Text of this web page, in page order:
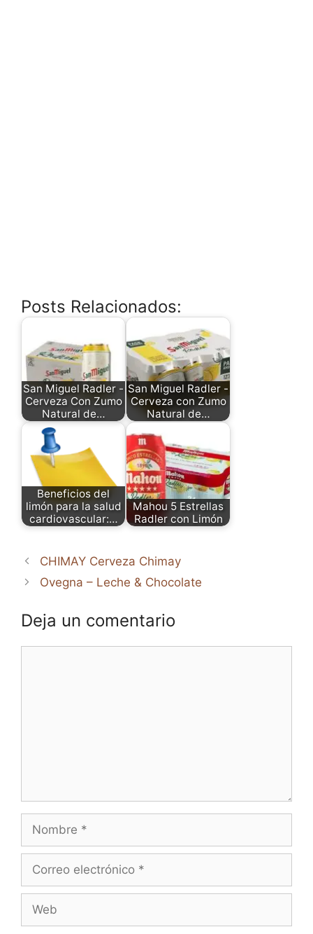
Posts Relacionados:
San Miguel Radler -
Cerveza Con Zumo
Natural de…
San Miguel Radler -
Cerveza con Zumo
Natural de…
Beneficios del
limón para la salud
cardiovascular:…
Mahou 5 Estrellas
Radler con Limón
CHIMAY Cerveza Chimay
Ovegna – Leche & Chocolate
Deja un comentario
electrónico